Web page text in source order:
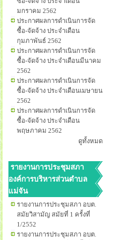
มกราคม 2562
ประกาศผลการดำเนินการจัด
ซื้อ-จัดจ้าง ประจำเดือน
กุมภาพันธ์ 2562
ประกาศผลการดำเนินการจัด
ซื้อ-จัดจ้าง ประจำเดือนมีนาคม
2562
ประกาศผลการดำเนินการจัด
ซื้อ-จัดจ้าง ประจำเดือนเมษายน
2562
ประกาศผลการดำเนินการจัด
ซื้อ-จัดจ้าง ประจำเดือน
พฤษภาคม 2562
ดูทั้งหมด
รายงานการประชุมสภา
องค์การบริหารส่วนตำบล
แม่จัน
รายงานการประชุมสภา อบต.
สมัยวิสามัญ สมัยที่ 1 ครั้งที่
1/2552
รายงานการประชุมสภา อบต.